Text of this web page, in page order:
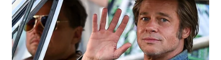
WAHANA
UMKM
WAHANA